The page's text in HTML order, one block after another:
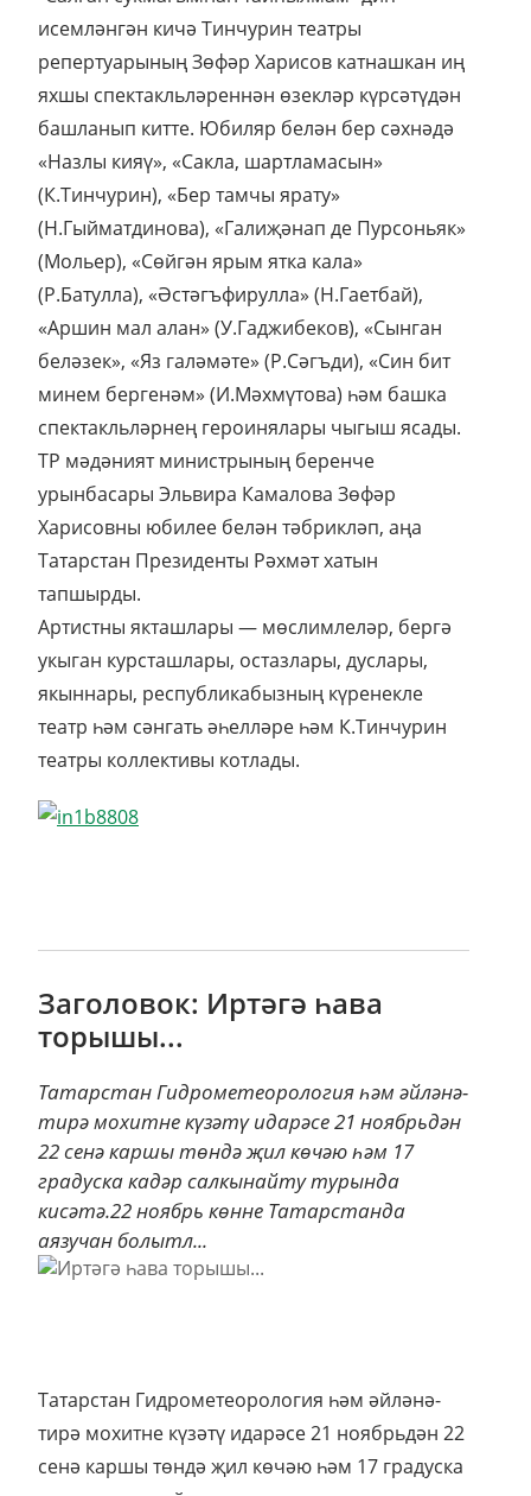
исемләнгән кичә Тинчурин театры
репертуарының Зөфәр Харисов катнашкан иң
яхшы спектакльләреннән өзекләр күрсәтүдән
башланып китте. Юбиляр белән бер сәхнәдә
«Назлы кияү», «Сакла, шартламасын»
(К.Тинчурин), «Бер тамчы ярату»
(Н.Гыйматдинова), «Галиҗәнап де Пурсоньяк»
(Мольер), «Сөйгән ярым ятка кала»
(Р.Батулла), «Әстәгъфирулла» (Н.Гаетбай),
«Аршин мал алан» (У.Гаджибеков), «Сынган
беләзек», «Яз галәмәте» (Р.Сәгъди), «Син бит
минем бергенәм» (И.Мәхмүтова) һәм башка
спектакльләрнең героинялары чыгыш ясады.
ТР мәдәният министрының беренче
урынбасары Эльвира Камалова Зөфәр
Харисовны юбилее белән тәбрикләп, аңа
Татарстан Президенты Рәхмәт хатын
тапшырды.
Артистны якташлары — мөслимлеләр, бергә
укыган курсташлары, остазлары, дуслары,
якыннары, республикабызның күренекле
театр һәм сәнгать әһелләре һәм К.Тинчурин
театры коллективы котлады.
Заголовок: Иртәгә һава
торышы...
Татарстан Гидрометеорология һәм әйләнә-
тирә мохитне күзәтү идарәсе 21 ноябрьдән
22 сенә каршы төндә җил көчәю һәм 17
градуска кадәр салкынайту турында
кисәтә.22 ноябрь көнне Татарстанда
аязучан болытл...
Татарстан Гидрометеорология һәм әйләнә-
тирә мохитне күзәтү идарәсе 21 ноябрьдән 22
сенә каршы төндә җил көчәю һәм 17 градуска